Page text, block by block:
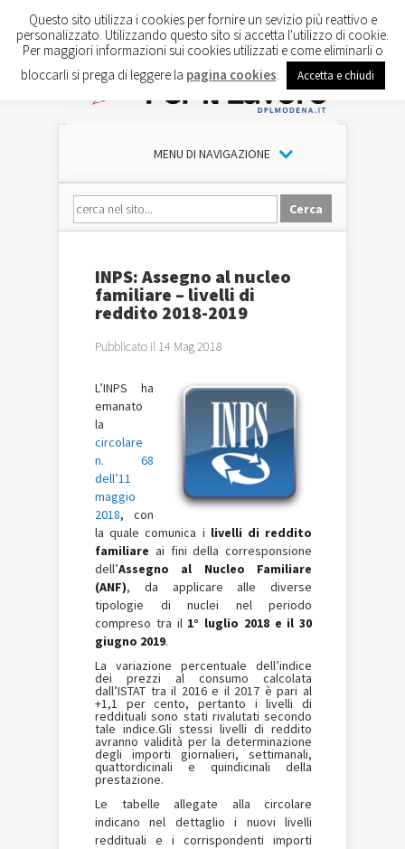
MENU DI NAVIGAZIONE
INPS: Assegno al nucleo
familiare – livelli di
reddito 2018-2019
Pubblicato il 14 Mag 2018
L’INPS ha
emanato
la
circolare
n. 68
dell’11
maggio
2018, con
la quale comunica i livelli di reddito
familiare ai fini della corresponsione
dell’Assegno al Nucleo Familiare
(ANF), da applicare alle diverse
tipologie di nuclei nel periodo
compreso tra il 1° luglio 2018 e il 30
giugno 2019.
La variazione percentuale dell’indice
dei prezzi al consumo calcolata
dall’ISTAT tra il 2016 e il 2017 è pari al
+1,1 per cento, pertanto i livelli di
reddituali sono stati rivalutati secondo
tale indice.Gli stessi livelli di reddito
avranno validità per la determinazione
degli importi giornalieri, settimanali,
quattordicinali e quindicinali della
prestazione.
Le tabelle allegate alla circolare
indicano nel dettaglio i nuovi livelli
reddituali e i corrispondenti importi
Questo sito utilizza i cookies per fornire un sevizio più reattivo e
personalizzato. Utilizzando questo sito si accetta l'utilizzo di cookie.
Per maggiori informazioni sui cookies utilizzati e come eliminarli o
bloccarli si prega di leggere la pagina cookies Accetta e chiudi